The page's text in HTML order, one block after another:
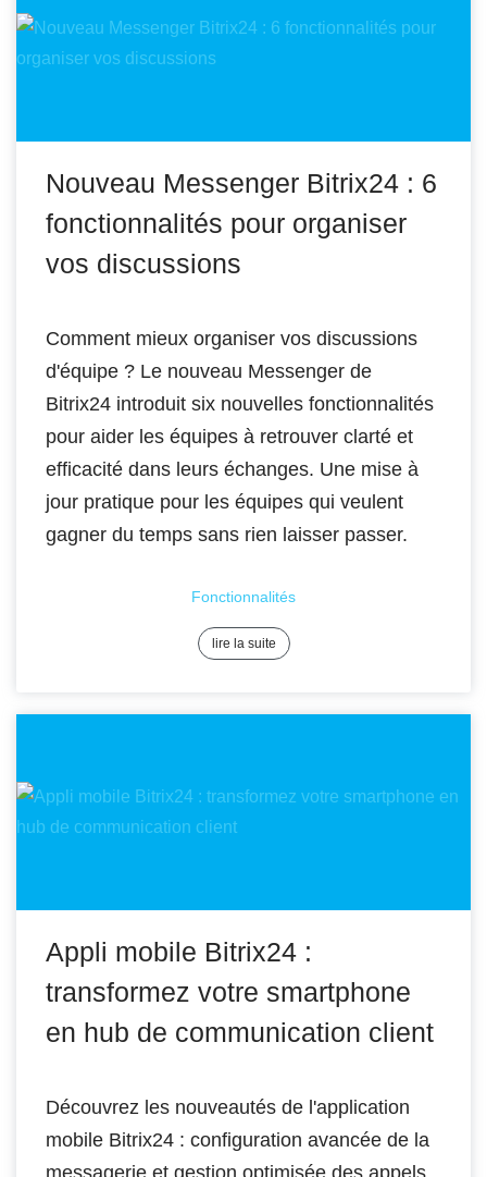
Nouveau Messenger Bitrix24 : 6
fonctionnalités pour organiser
vos discussions
Comment mieux organiser vos discussions
d'équipe ? Le nouveau Messenger de
Bitrix24 introduit six nouvelles fonctionnalités
pour aider les équipes à retrouver clarté et
efficacité dans leurs échanges. Une mise à
jour pratique pour les équipes qui veulent
gagner du temps sans rien laisser passer.
lire la suite
Fonctionnalités
Appli mobile Bitrix24 :
transformez votre smartphone
en hub de communication client
Découvrez les nouveautés de l'application
mobile Bitrix24 : configuration avancée de la
messagerie et gestion optimisée des appels